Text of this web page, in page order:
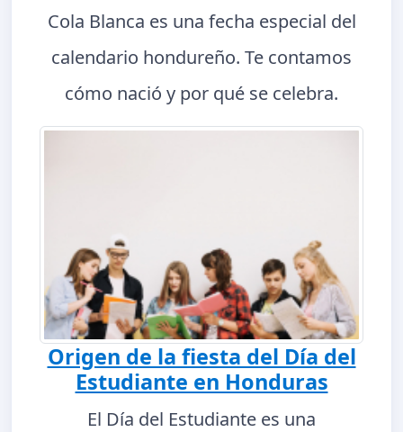
Cola Blanca es una fecha especial del
calendario hondureño. Te contamos
cómo nació y por qué se celebra.
Origen de la fiesta del Día del
Estudiante en Honduras
El Día del Estudiante es una